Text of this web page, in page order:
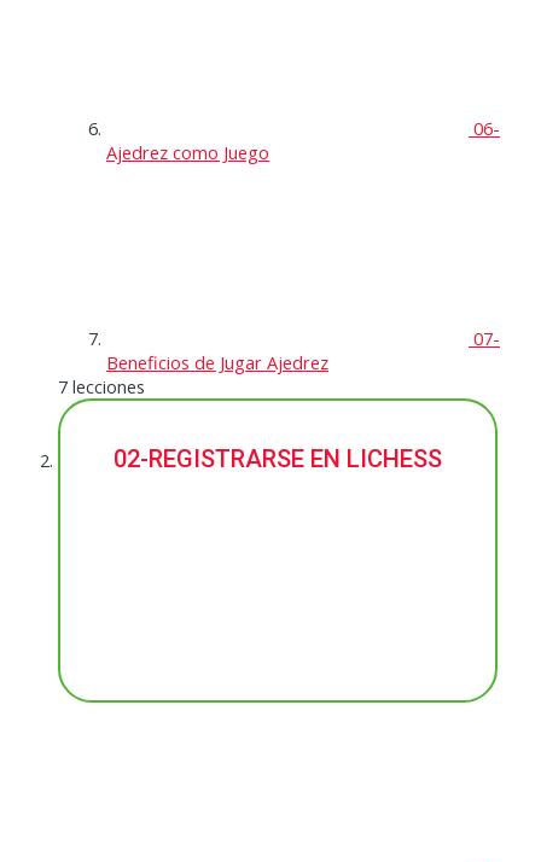
06-
Ajedrez como Juego
07-
Beneficios de Jugar Ajedrez
7 lecciones
02-REGISTRARSE EN LICHESS